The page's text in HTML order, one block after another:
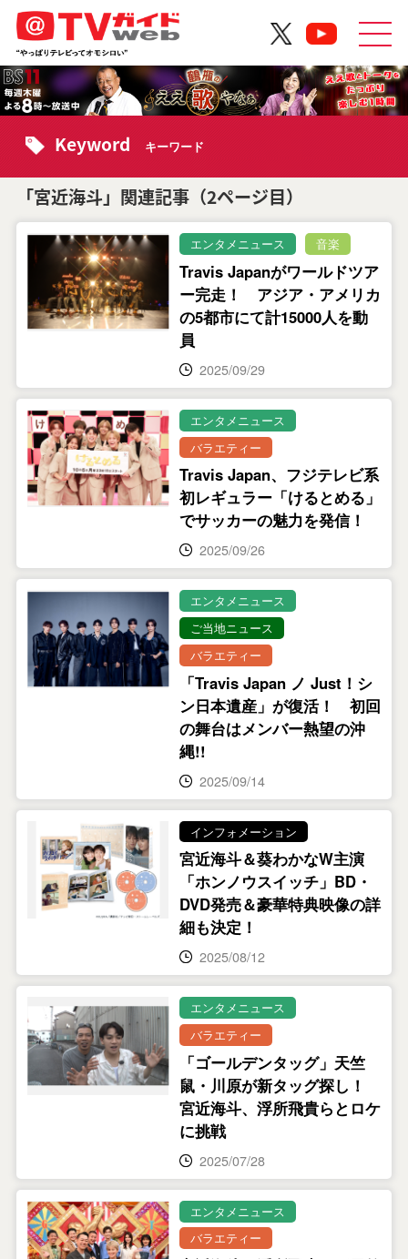
Keyword キーワード
「宮近海斗」関連記事（2ページ目）
エンタメニュース 音楽
Travis Japanがワールドツア
ー完走！ アジア・アメリカ
の5都市にて計15000人を動
員
2025/09/29
エンタメニュース
バラエティー
Travis Japan、フジテレビ系
初レギュラー「けるとめる」
でサッカーの魅力を発信！
2025/09/26
エンタメニュース
ご当地ニュース
バラエティー
「Travis Japan ノ Just！シ
ン日本遺産」が復活！ 初回
の舞台はメンバー熱望の沖
縄!!
2025/09/14
インフォメーション
宮近海斗＆葵わかなW主演
「ホンノウスイッチ」BD・
DVD発売＆豪華特典映像の詳
細も決定！
2025/08/12
エンタメニュース
バラエティー
「ゴールデンタッグ」天竺
鼠・川原が新タッグ探し！
宮近海斗、浮所飛貴らとロケ
に挑戦
2025/07/28
エンタメニュース
バラエティー